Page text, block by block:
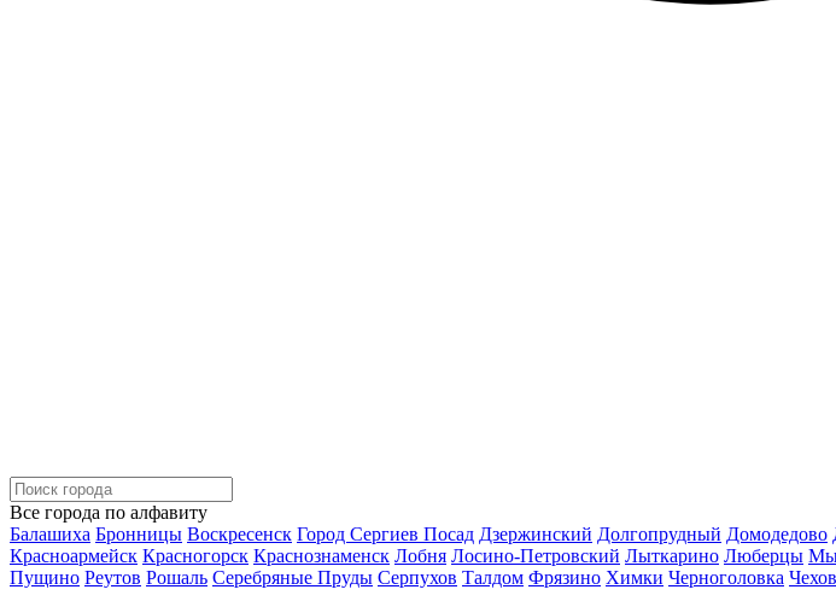
Все города по алфавиту
Балашиха Бронницы Воскресенск Город Сергиев Посад Дзержинский Долгопрудный Домодедово
Красноармейск Красногорск Краснознаменск Лобня Лосино-Петровский Лыткарино Люберцы
Пущино Реутов Рошаль Серебряные Пруды Серпухов Талдом Фрязино Химки Черноголовка Чехов